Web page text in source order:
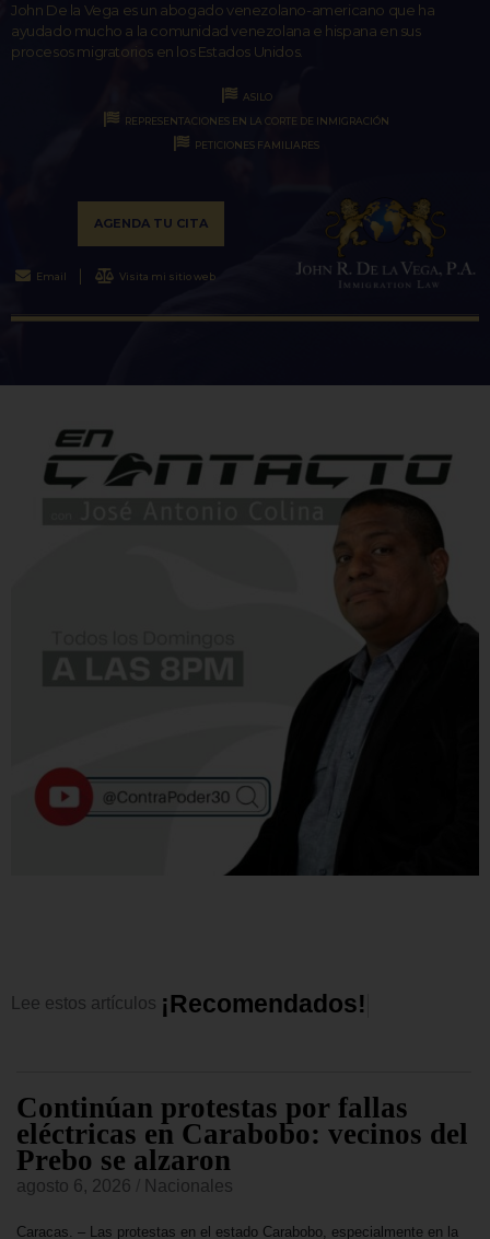
John De la Vega es un abogado venezolano-americano que ha
ayudado mucho a la comunidad venezolana e hispana en sus
procesos migratorios en los Estados Unidos.
ASILO
REPRESENTACIONES EN LA CORTE DE INMIGRACIÓN
PETICIONES FAMILIARES
AGENDA TU CITA
Email Visita mi sitio web
Lee estos artículos ¡Recomendados!
Continúan protestas por fallas
eléctricas en Carabobo: vecinos del
Prebo se alzaron
agosto 6, 2026 Nacionales
Caracas. – Las protestas en el estado Carabobo, especialmente en la